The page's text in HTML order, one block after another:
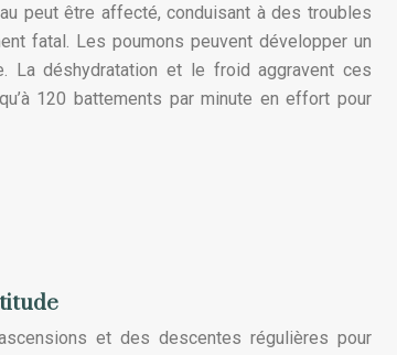
peut être affecté, conduisant à des troubles
fatal. Les poumons peuvent développer un
La déshydratation et le froid aggravent ces
120 battements par minute en effort pour
et des descentes régulières pour